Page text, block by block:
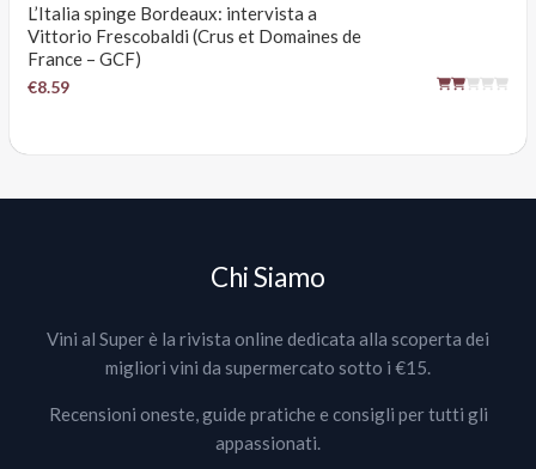
L’Italia spinge Bordeaux: intervista a
Vittorio Frescobaldi (Crus et Domaines de
France – GCF)
€8.59
Chi Siamo
Vini al Super è la rivista online dedicata alla scoperta dei
migliori vini da supermercato sotto i €15.
Recensioni oneste, guide pratiche e consigli per tutti gli
appassionati.